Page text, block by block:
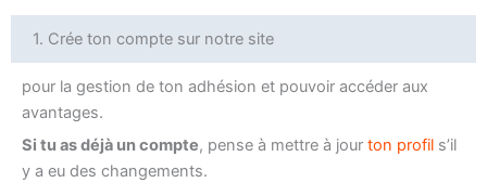
1. Crée ton compte sur notre site
pour la gestion de ton adhésion et pouvoir accéder aux
avantages.
Si tu as déjà un compte, pense à mettre à jour ton profil s’il
y a eu des changements.